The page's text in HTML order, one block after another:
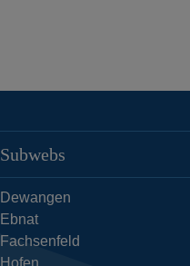
Subwebs
Dewangen
Ebnat
Fachsenfeld
Hofen